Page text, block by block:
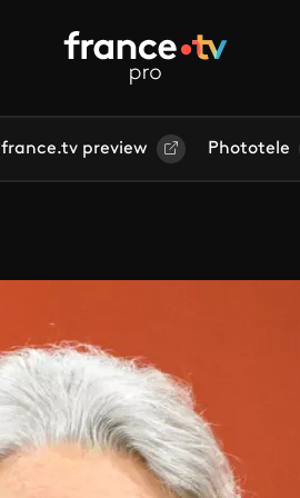
france.tv preview Phototele